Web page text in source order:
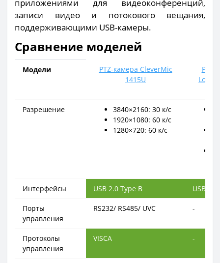
приложениями для видеоконференций,
записи видео и потокового вещания,
поддерживающими USB-камеры.
Сравнение моделей
Модели
PTZ-камера CleverMic
1415U
PTZ-
Разрешение
3840×2160: 30 к/с
1920×1080: 60 к/с
1280×720: 60 к/с
Интерфейсы USB 2.0 Type B USB
Порты
управления
RS232/ RS485/ UVC -
Протоколы
управления
VISCA -